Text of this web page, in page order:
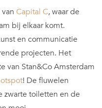
vanCapital C, waar de
bij elkaar komt.
en communicatie
projecten. Het
van Stan&Co Amsterdam
! De fluwelen
zwarte toiletten en de